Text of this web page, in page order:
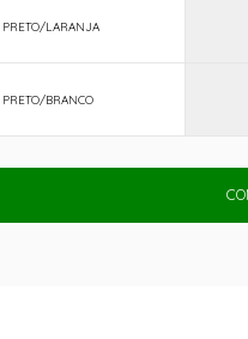
PRETO/LARANJA
PRETO/BRANCO